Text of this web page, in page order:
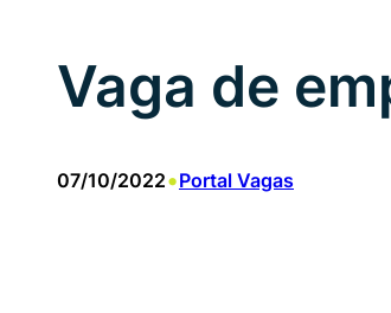
Vaga de
07/10/2022•Portal Vagas